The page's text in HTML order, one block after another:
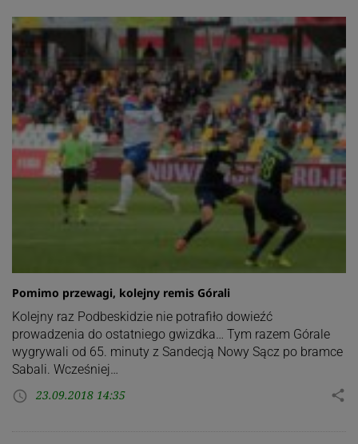
Pomimo przewagi, kolejny remis Górali
Kolejny raz Podbeskidzie nie potrafiło dowieźć
prowadzenia do ostatniego gwizdka… Tym razem Górale
wygrywali od 65. minuty z Sandecją Nowy Sącz po bramce
Sabali. Wcześniej…
access_time 23.09.2018 14:35 share